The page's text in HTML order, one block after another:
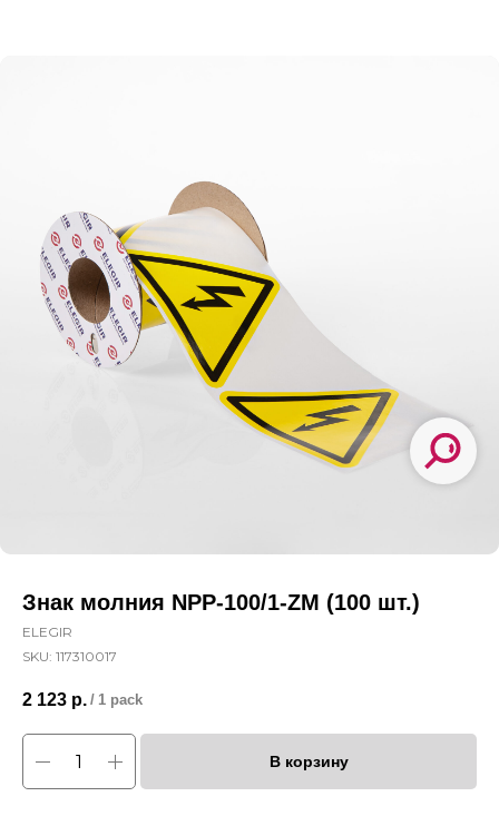
Знак молния NPP-100/1-ZM (100 шт.)
ELEGIR
SKU: 117310017
2 123 р. / 1 pack
В корзину